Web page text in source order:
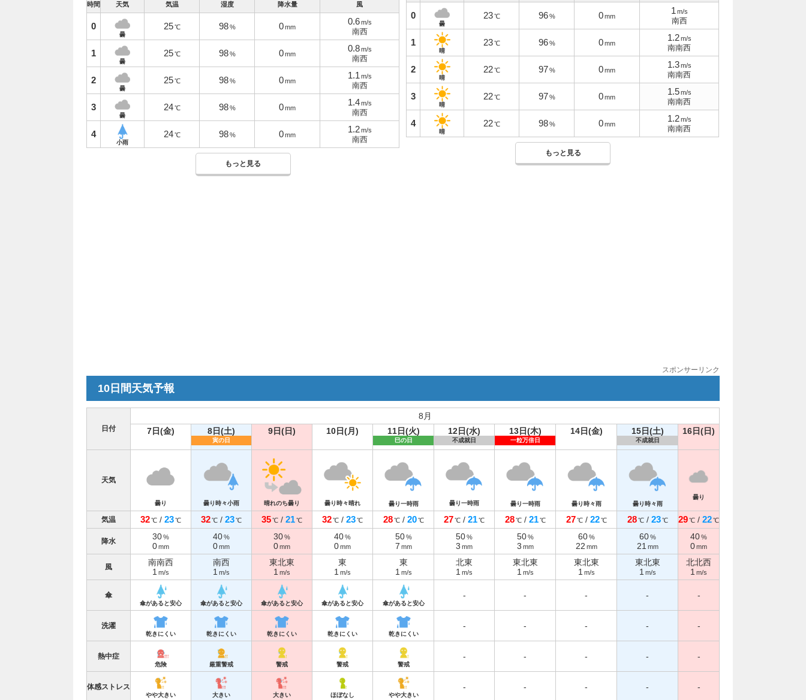
時間 天気 気温 湿度 降水量 風
0
曇
25 ℃ 98 % 0mm
0.6 m/s
南西
1
曇
25 ℃ 98 % 0mm
0.8 m/s
南西
2
曇
25 ℃ 98 % 0mm
1.1 m/s
南西
3
曇
24 ℃ 98 % 0mm
1.4 m/s
南西
4
小雨
24 ℃ 98 % 0mm
1.2 m/s
南西
もっと見る
0
曇
23℃ 96% 0mm
1 m/s
南西
1
晴
23℃ 96% 0mm
1.2m/s
南南西
2
晴
22℃ 97% 0mm
1.3m/s
南南西
3
晴
22℃ 97% 0mm
1.5m/s
南南西
4
晴
22℃ 98% 0mm
1.2m/s
南南西
もっと見る
スポンサーリンク
10日間天気予報
日付
8月
7日(金)
8日(土)
寅の日
9日(日) 10日(月) 11日(火)
巳の日
12日(水)
不成就日
13日(木)
一粒万倍日
14日(金) 15日(土)
不成就日
16日(日)
天気
曇り 曇り時々小雨 晴れのち曇り 曇り時々晴れ 曇り一時雨 曇り一時雨 曇り一時雨 曇り時々雨 曇り時々雨
曇り
気温 32℃ / 23℃ 32℃ / 23℃ 35℃ / 21℃ 32℃ / 23℃ 28 ℃/ 20 ℃ 27℃ / 21℃ 28 ℃/ 21 ℃ 27 ℃/ 22 ℃ 28 ℃/ 23 ℃ 29℃ / 22℃
降水 30%
0mm
40%
0mm
30%
0mm
40%
0mm
50 %
7 mm
50%
3 mm
50 %
3 mm
60 %
22 mm
60 %
21 mm
40%
0mm
風
南南西
1 m/s
南西
1 m/s
東北東
1 m/s
東
1 m/s
東
1 m/s
北東
1 m/s
東北東
1 m/s
東北東
1 m/s
東北東
1 m/s
北北西
1 m/s
傘
傘があると安心 傘があると安心 傘があると安心 傘があると安心 傘があると安心
- - - - -
洗濯
乾きにくい 乾きにくい 乾きにくい 乾きにくい 乾きにくい
- - - - -
熱中症
危険 厳重警戒 警戒 警戒 警戒
- - - - -
体感ストレス
やや大きい 大きい 大きい ほぼなし やや大きい
- - - - -